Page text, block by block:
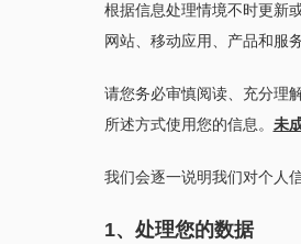
根据信息处理情境不时更新
网站、移动应用、产品和服
请您务必审慎阅读、充分理
所述方式使用您的信息。 未
我们会逐一说明我们对个人
1、处理您的数据